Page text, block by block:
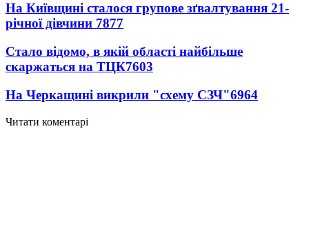
На Київщині сталося групове зґвалтування 21-
річної дівчини 7877
Стало відомо, в якій області найбільше
скаржаться на ТЦК7603
На Черкащині викрили "схему СЗЧ"6964
Читати коментарі